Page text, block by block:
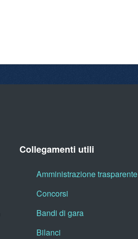
Collegamenti utili
Amministrazione trasparente
Concorsi
Bandi di gara
Bilanci